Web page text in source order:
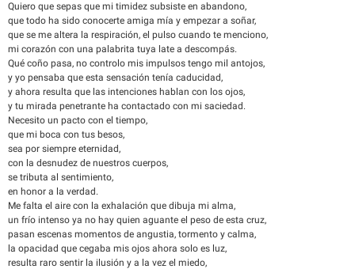
Quiero que sepas que mi timidez subsiste en abandono,
que todo ha sido conocerte amiga mía y empezar a soñar,
que se me altera la respiración, el pulso cuando te menciono,
mi corazón con una palabrita tuya late a descompás.
Qué coño pasa, no controlo mis impulsos tengo mil antojos,
y yo pensaba que esta sensación tenía caducidad,
y ahora resulta que las intenciones hablan con los ojos,
y tu mirada penetrante ha contactado con mi saciedad.
Necesito un pacto con el tiempo,
que mi boca con tus besos,
sea por siempre eternidad,
con la desnudez de nuestros cuerpos,
se tributa al sentimiento,
en honor a la verdad.
Me falta el aire con la exhalación que dibuja mi alma,
un frío intenso ya no hay quien aguante el peso de esta cruz,
pasan escenas momentos de angustia, tormento y calma,
la opacidad que cegaba mis ojos ahora solo es luz,
resulta raro sentir la ilusión y a la vez el miedo,